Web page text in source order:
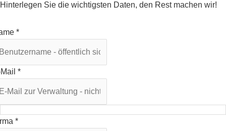
Hinterlegen Sie die wichtigsten Daten, den Rest machen wir!
*
*
*